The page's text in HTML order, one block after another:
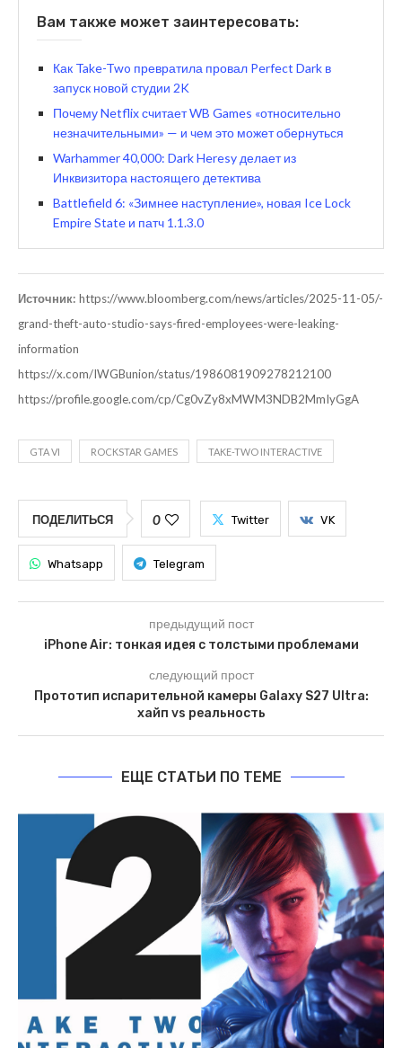
Вам также может заинтересовать:
Как Take-Two превратила провал Perfect Dark в
запуск новой студии 2K
Почему Netflix считает WB Games «относительно
незначительными» — и чем это может обернуться
Warhammer 40,000: Dark Heresy делает из
Инквизитора настоящего детектива
Battlefield 6: «Зимнее наступление», новая Ice Lock
Empire State и патч 1.1.3.0
Источник: https://www.bloomberg.com/news/articles/2025-11-05/-
grand-theft-auto-studio-says-fired-employees-were-leaking-
information
https://x.com/IWGBunion/status/1986081909278212100
https://profile.google.com/cp/Cg0vZy8xMWM3NDB2MmIyGgA
GTA VI ROCKSTAR GAMES TAKE-TWO INTERACTIVE
ПОДЕЛИТЬСЯ 0 Twitter VK
Whatsapp Telegram
предыдущий пост
iPhone Air: тонкая идея с толстыми проблемами
следующий прост
Прототип испарительной камеры Galaxy S27 Ultra:
хайп vs реальность
ЕЩЕ СТАТЬИ ПО ТЕМЕ